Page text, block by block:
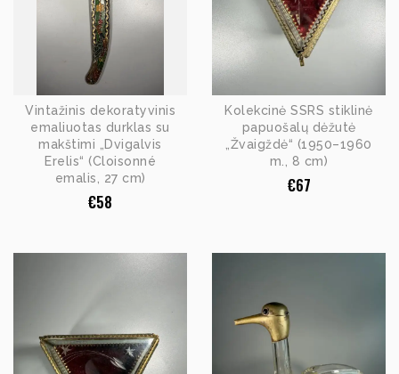
Vintažinis dekoratyvinis
emaliuotas durklas su
makštimi „Dvigalvis
Erelis“ (Cloisonné
emalis, 27 cm)
€58
Kolekcinė SSRS stiklinė
papuošalų dėžutė
„Žvaigždė“ (1950–1960
m., 8 cm)
€67